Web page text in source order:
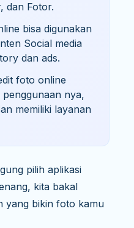
dan Fotor.
bisa digunakan
Social media
dan ads.
foto online
nya,
memiliki layanan
pilih aplikasi
kita bakal
yang bikin foto kamu